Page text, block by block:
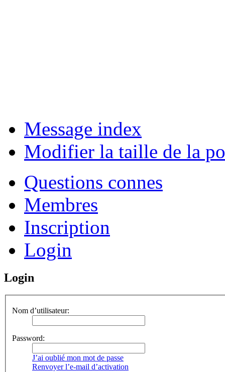
Message index
Modifier la taille de la
Questions connes
Membres
Inscription
Login
Login
Nom d’utilisateur:
Password:
J’ai oublié mon mot de passe
Renvoyer l’e-mail d’activation